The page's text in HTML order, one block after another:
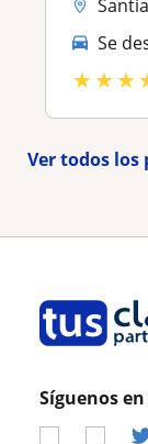
Se
★★★
Ver todos los
Síguenos en